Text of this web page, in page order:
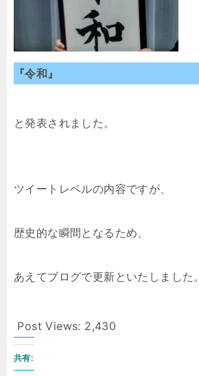
『令和』
と発表されました。
ツイートレベルの内容ですが、
歴史的な瞬間となるため、
あえてブログで更新といたしました。
Post Views: 2,430
共有: